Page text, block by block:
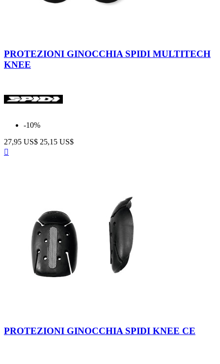
PROTEZIONI GINOCCHIA SPIDI MULTITECH
KNEE
-10%
27,95 US$ 25,15 US$

PROTEZIONI GINOCCHIA SPIDI KNEE CE